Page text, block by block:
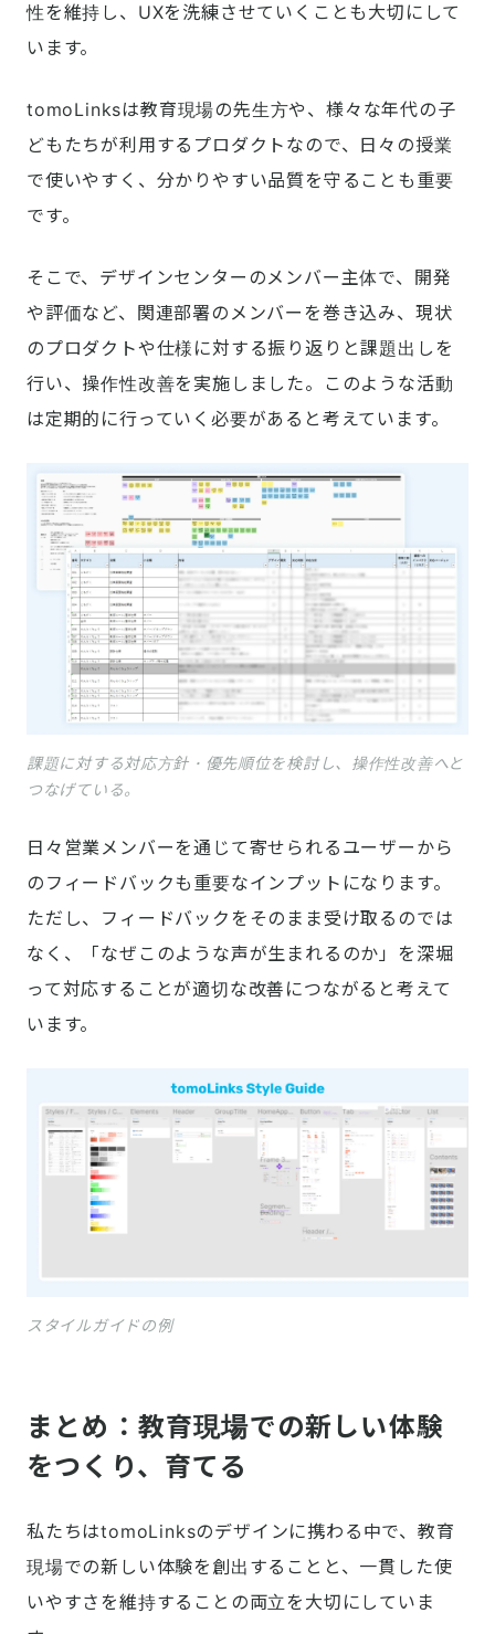
性を維持し、UXを洗練させていくことも大切にして
います。
tomoLinksは教育現場の先生方や、様々な年代の子
どもたちが利用するプロダクトなので、日々の授業
で使いやすく、分かりやすい品質を守ることも重要
です。
そこで、デザインセンターのメンバー主体で、開発
や評価など、関連部署のメンバーを巻き込み、現状
のプロダクトや仕様に対する振り返りと課題出しを
行い、操作性改善を実施しました。このような活動
は定期的に行っていく必要があると考えています。
課題に対する対応方針・優先順位を検討し、操作性改善へと
つなげている。
日々営業メンバーを通じて寄せられるユーザーから
のフィードバックも重要なインプットになります。
ただし、フィードバックをそのまま受け取るのでは
なく、「なぜこのような声が生まれるのか」を深堀
って対応することが適切な改善につながると考えて
います。
スタイルガイドの例
まとめ：教育現場での新しい体験
をつくり、育てる
私たちはtomoLinksのデザインに携わる中で、教育
現場での新しい体験を創出することと、一貫した使
いやすさを維持することの両立を大切にしていま